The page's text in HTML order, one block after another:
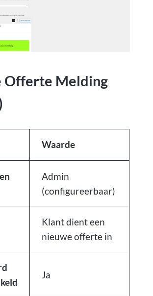
Offerte Melding
Waarde
Admin
(configureerbaar)
Klant dient een
nieuwe offerte in
Ja